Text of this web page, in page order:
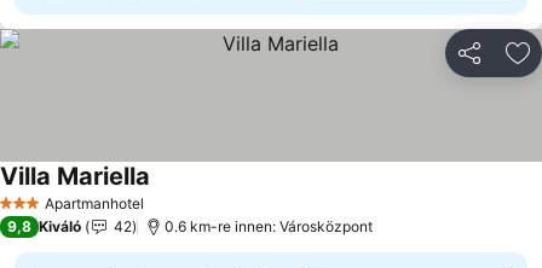
3 KategóriaApartmanhotel
Villa Mariella
9,8 Kiváló 42 0.6 km-re innen: Városközpont